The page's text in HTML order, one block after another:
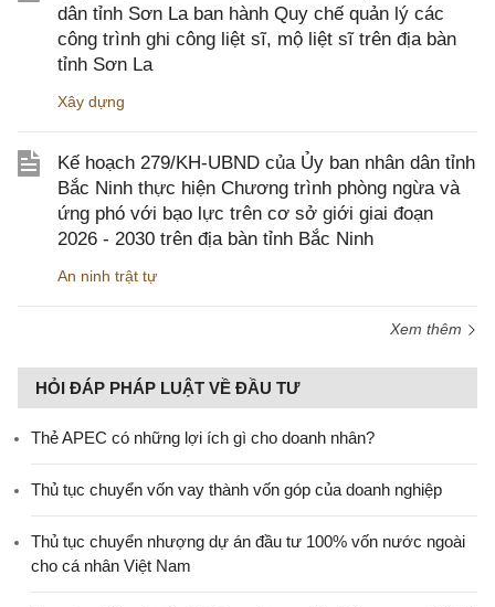
dân tỉnh Sơn La ban hành Quy chế quản lý các
công trình ghi công liệt sĩ, mộ liệt sĩ trên địa bàn
tỉnh Sơn La
Xây dựng
Kế hoạch 279/KH-UBND của Ủy ban nhân dân tỉnh
Bắc Ninh thực hiện Chương trình phòng ngừa và
ứng phó với bạo lực trên cơ sở giới giai đoạn
2026 - 2030 trên địa bàn tỉnh Bắc Ninh
An ninh trật tự
Xem thêm
HỎI ĐÁP PHÁP LUẬT VỀ ĐẦU TƯ
Thẻ APEC có những lợi ích gì cho doanh nhân?
Thủ tục chuyển vốn vay thành vốn góp của doanh nghiệp
Thủ tục chuyển nhượng dự án đầu tư 100% vốn nước ngoài
cho cá nhân Việt Nam